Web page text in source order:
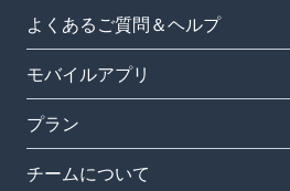
よくあるご質問＆ヘルプ
モバイルアプリ
プラン
チームについて